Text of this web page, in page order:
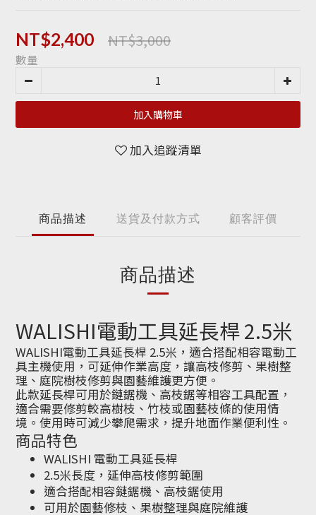
NT$2,400 NT$3,000
數量
加入購物車
加入追蹤清單
商品描述 送貨及付款方式 顧客評價
商品描述
WALISHI電動工具延長桿 2.5米
WALISHI電動工具延長桿 2.5米，適合搭配相容電動工
具主機使用，可延伸作業高度，讓高枝修剪、果樹整
理、庭院樹枝修剪與園藝維護更方便。
此款延長桿可用於鏈鋸機、高枝鋸等相容工具配置，
適合需要修剪較高樹枝、竹枝或園藝枝條的使用情
境。使用時可減少攀爬需求，提升地面作業便利性。
商品特色
WALISHI 電動工具延長桿
2.5米長度，延伸高枝修剪範圍
適合搭配相容鏈鋸機、高枝鋸使用
可用於園藝修枝、果樹整理與庭院維護